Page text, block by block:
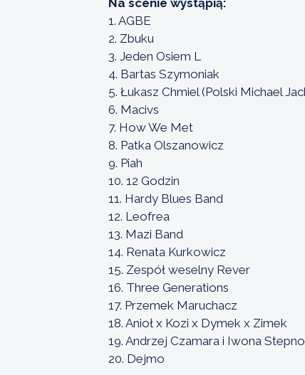
1. AGBE
2. Zbuku
3. Jeden Osiem L
4. Bartas Szymoniak
5. Łukasz Chmiel (Polski Michael
6. Macivs
7. How We Met
8. Patka Olszanowicz
9. Piah
10. 12 Godzin
11. Hardy Blues Band
12. Leofrea
13. Mazi Band
14. Renata Kurkowicz
15. Zespół weselny Rever
16. Three Generations
17. Przemek Maruchacz
18. Anioł x Kozi x Dymek x Zimek
19. Andrzej Czamara i Iwona
20. Dejmo